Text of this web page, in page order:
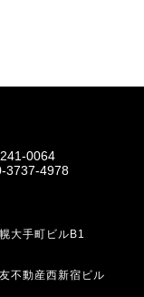
0064
3737-4978
大手町ビルB1
不動産西新宿ビル